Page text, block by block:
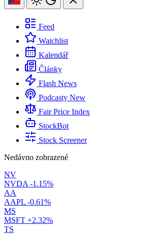
Feed
Watchlist
Kalendář
Články
Flash News
Podcasty New
Fair Price Index
StockBot
Stock Screener
Nedávno zobrazené
NV
NVDA -1.15%
AA
AAPL -0.61%
MS
MSFT +2.32%
TS